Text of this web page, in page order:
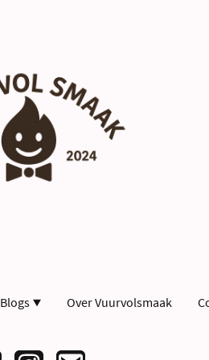
Blogs Over Vuurvolsmaak